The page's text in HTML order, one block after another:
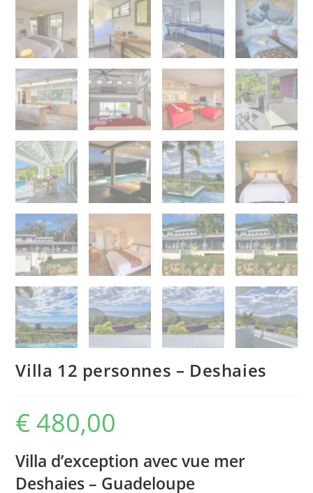
Villa 12 personnes – Deshaies
€ 480,00
Villa d’exception avec vue mer
Deshaies – Guadeloupe